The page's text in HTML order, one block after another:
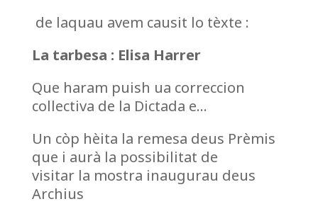
de laquau avem causit lo tèxte :
La tarbesa : Elisa Harrer
Que haram puish ua correccion
collectiva de la Dictada e…
Un còp hèita la remesa deus Prèmis
que i aurà la possibilitat de
visitar la mostra inaugurau deus
Archius